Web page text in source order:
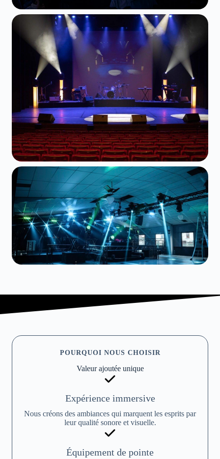
POURQUOI NOUS CHOISIR
Valeur ajoutée unique
Expérience immersive
Nous créons des ambiances qui marquent les esprits par
leur qualité sonore et visuelle.
Équipement de pointe